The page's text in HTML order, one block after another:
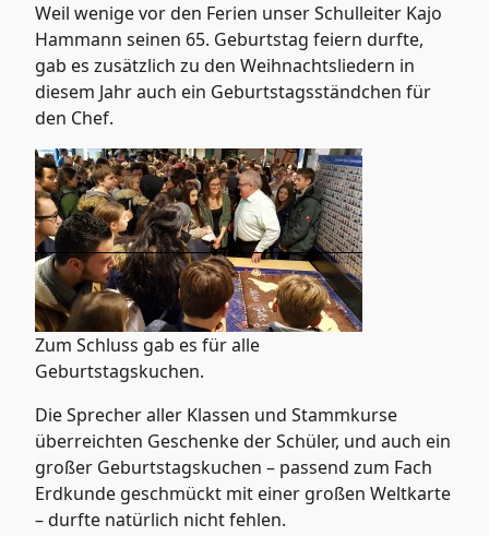
Weil wenige vor den Ferien unser Schulleiter Kajo
Hammann seinen 65. Geburtstag feiern durfte,
gab es zusätzlich zu den Weihnachtsliedern in
diesem Jahr auch ein Geburtstagsständchen für
den Chef.
Zum Schluss gab es für alle
Geburtstagskuchen.
Die Sprecher aller Klassen und Stammkurse
überreichten Geschenke der Schüler, und auch ein
großer Geburtstagskuchen – passend zum Fach
Erdkunde geschmückt mit einer großen Weltkarte
– durfte natürlich nicht fehlen.